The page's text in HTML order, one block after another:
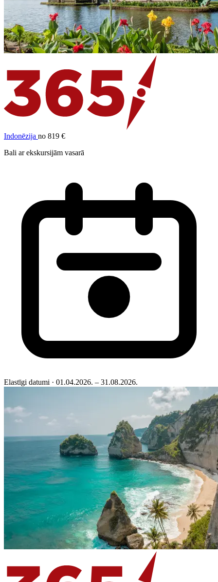
Indonēzija no 819 €
Bali ar ekskursijām vasarā
Elastīgi datumi · 01.04.2026. – 31.08.2026.